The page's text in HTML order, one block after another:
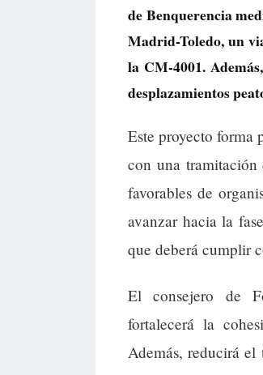
de Benquerencia
Madrid-Toledo, un
la CM-4001.
desplazamientos
Este proyecto forma
con una tramitación
favorables de
avanzar hacia la
que deberá cumplir
El consejero de
fortalecerá la
Además, reducirá